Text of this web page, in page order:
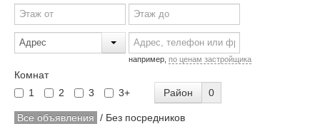
например, по ценам застройщика
Комнат
1
2 3 3+ Район 0
Все объявления / Без посредников